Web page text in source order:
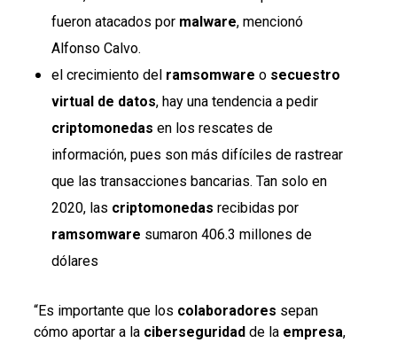
fueron atacados por malware, mencionó
Alfonso Calvo.
el crecimiento del ramsomware o secuestro
virtual de datos, hay una tendencia a pedir
criptomonedas en los rescates de
información, pues son más difíciles de rastrear
que las transacciones bancarias. Tan solo en
2020, las criptomonedas recibidas por
ramsomware sumaron 406.3 millones de
dólares
“Es importante que los colaboradores sepan
cómo aportar a la ciberseguridadde la empresa,